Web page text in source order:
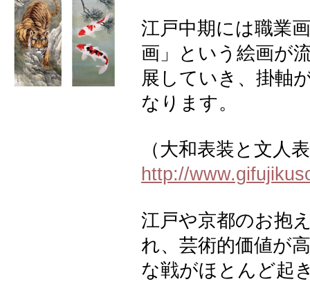
江戸中期には職業
画」という絵画が
展していき、掛軸
なります。
（大和表装と文人
http://
江戸や京都のお抱
れ、芸術的価値が
な戦がほとんど起